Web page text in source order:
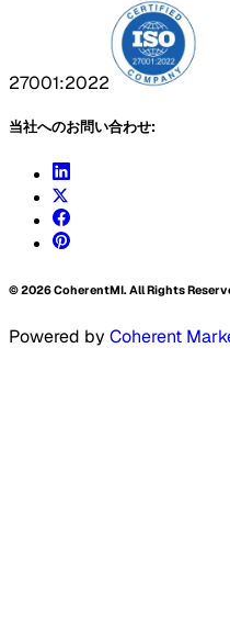
27001:2022
当社へのお問い合わせ:
©2026CoherentMI. All Rights
Powered by Coherent